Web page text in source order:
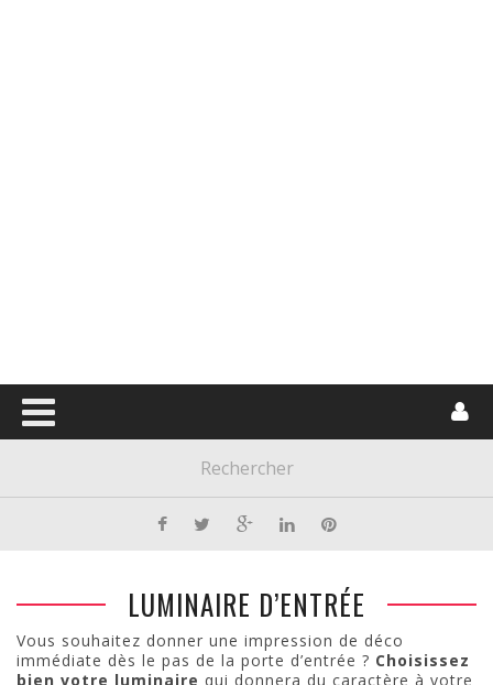
LUMINAIRE D’ENTRÉE
Vous souhaitez donner une impression de déco
immédiate dès le pas de la porte d’entrée ? Choisissez
bien votre luminaire qui donnera du caractère à votre